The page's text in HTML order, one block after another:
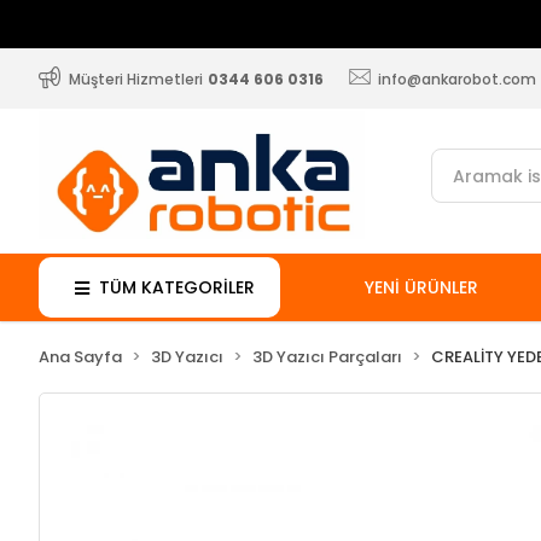
Müşteri Hizmetleri 0344 606 0316 info@ankarobot.com
TÜM KATEGORİLER YENİ ÜRÜNLER
Ana Sayfa 3D Yazıcı 3D Yazıcı Parçaları CREALİTY